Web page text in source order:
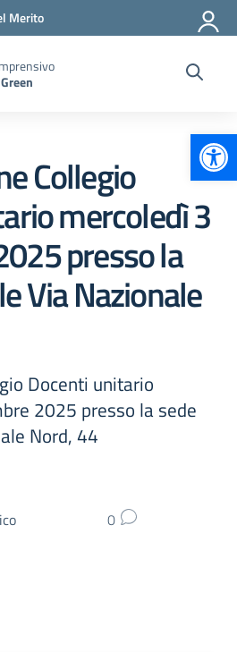
Merito
Collegio
mercoledì 3
presso la
Via Nazionale
Docenti unitario
2025 presso la sede
Nord, 44
0